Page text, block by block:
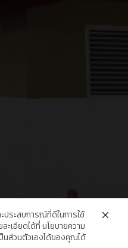
ประสบการณ์ที่ดีในการใช้
เอียดได้ที่ นโยบายความ
นส่วนตัวเองได้ของคุณได้